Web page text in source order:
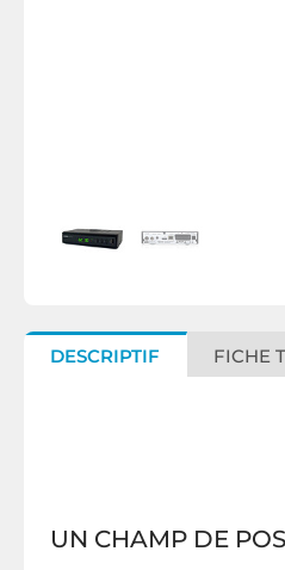
DESCRIPTIF FICHE
UN CHAMP DE